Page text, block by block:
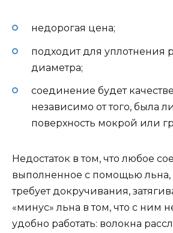
недорогая цена;
подходит для уплотнения
диаметра;
соединение будет
независимо от того, была
поверхность мокрой или
Недостаток в том, что любое
выполненное с помощью льна,
требует докручивания,
«минус» льна в том, что с ним
удобно работать: волокна